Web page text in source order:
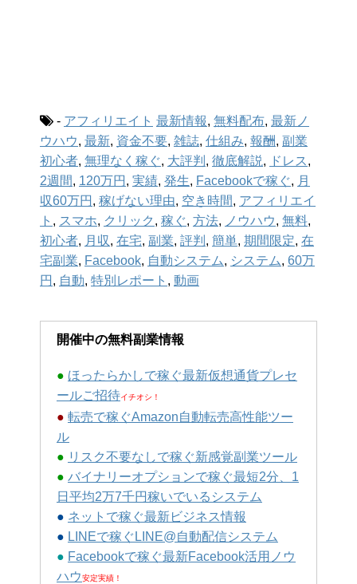
- アフィリエイト 最新情報, 無料配布, 最新ノ
ウハウ, 最新, 資金不要, 雑誌, 仕組み, 報酬, 副業
初心者, 無理なく稼ぐ, 大評判 , 徹底解説, ドレス ,
2週間, 120万円 , 実績, 発生, Facebookで稼ぐ, 月
収60万円 , 稼げない理由, 空き時間, アフィリエイ
ト , スマホ, クリック , 稼ぐ, 方法, ノウハウ, 無料,
初心者, 月収, 在宅, 副業, 評判 , 簡単, 期間限定, 在
宅副業, Facebook, 自動システム, システム, 60万
円 , 自動, 特別レポート , 動画
開催中の無料副業情報
● ほったらかしで稼ぐ最新仮想通貨プレセ
ールご招待イチオシ！
● 転売で稼ぐAmazon自動転売高性能ツー
ル
● リスク不要なしで稼ぐ新感覚副業ツール
● バイナリーオプションで稼ぐ最短2分、1
日平均2万7千円稼いでいるシステム
● ネットで稼ぐ最新ビジネス情報
● LINEで稼ぐLINE@自動配信システム
● Facebookで稼ぐ最新Facebook活用ノウ
ハウ安定実績！